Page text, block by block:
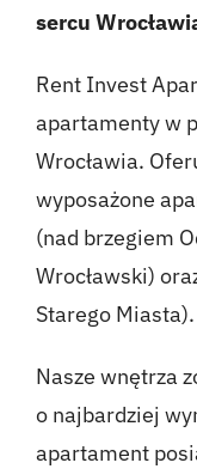
sercu
Rent Invest
apartamenty w
Wrocławia.
wyposażone
(nad brzegiem
Wrocławski)
Starego Miasta).
Nasze wnętrza
o najbardziej
apartament